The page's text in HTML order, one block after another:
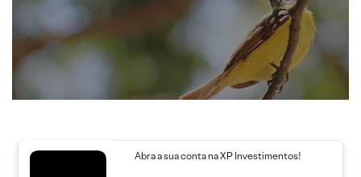
Abra a sua conta na XP Investimentos!